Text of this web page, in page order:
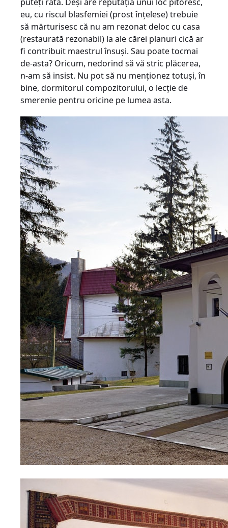
eu, cu riscul blasfemiei (prost înţelese) trebuie
să mărturisesc că nu am rezonat deloc cu casa
(restaurată rezonabil) la ale cărei planuri cică ar
fi contribuit maestrul însuşi. Sau poate tocmai
de-asta? Oricum, nedorind să vă stric plăcerea,
n-am să insist. Nu pot să nu menţionez totuşi, în
bine, dormitorul compozitorului, o lecţie de
smerenie pentru oricine pe lumea asta.